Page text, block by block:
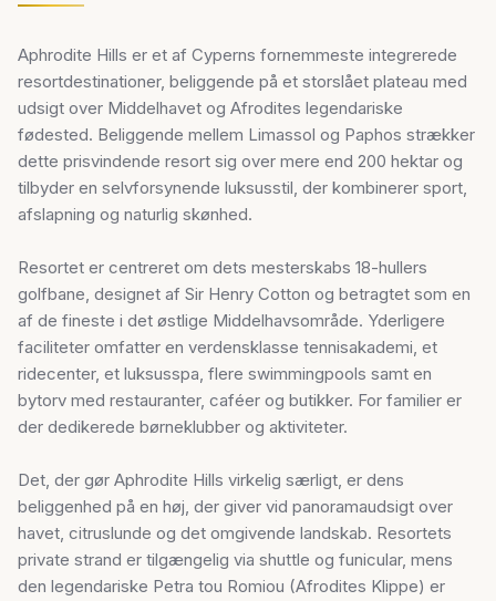
Aphrodite Hills er et af Cyperns fornemmeste integrerede
resortdestinationer, beliggende på et storslået plateau med
udsigt over Middelhavet og Afrodites legendariske
fødested. Beliggende mellem Limassol og Paphos strækker
dette prisvindende resort sig over mere end 200 hektar og
tilbyder en selvforsynende luksusstil, der kombinerer sport,
afslapning og naturlig skønhed.
Resortet er centreret om dets mesterskabs 18-hullers
golfbane, designet af Sir Henry Cotton og betragtet som en
af de fineste i det østlige Middelhavsområde. Yderligere
faciliteter omfatter en verdensklasse tennisakademi, et
ridecenter, et luksusspa, flere swimmingpools samt en
bytorv med restauranter, caféer og butikker. For familier er
der dedikerede børneklubber og aktiviteter.
Det, der gør Aphrodite Hills virkelig særligt, er dens
beliggenhed på en høj, der giver vid panoramaudsigt over
havet, citruslunde og det omgivende landskab. Resortets
private strand er tilgængelig via shuttle og funicular, mens
den legendariske Petra tou Romiou (Afrodites Klippe) er